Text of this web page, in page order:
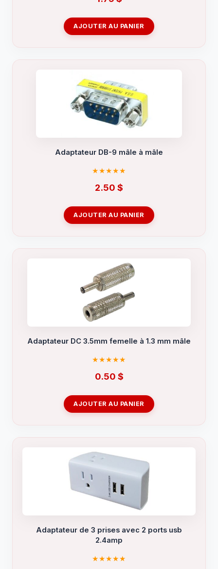
AJOUTER AU PANIER
Adaptateur DB-9 mâle à mâle
2.50 $
AJOUTER AU PANIER
Adaptateur DC 3.5mm femelle à 1.3 mm mâle
0.50 $
AJOUTER AU PANIER
Adaptateur de 3 prises avec 2 ports usb
2.4amp